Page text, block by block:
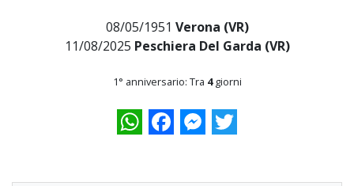
08/05/1951 Verona (VR)
11/08/2025 Peschiera Del Garda (VR)
1° anniversario: Tra 4giorni
WhatsAppFacebookMessenger
Twitter